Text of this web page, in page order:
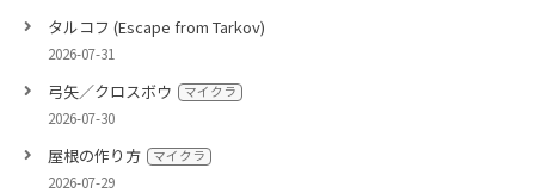
タルコフ (Escape from Tarkov)
2026-07-31
弓矢／クロスボウ マイクラ
2026-07-30
屋根の作り方 マイクラ
2026-07-29